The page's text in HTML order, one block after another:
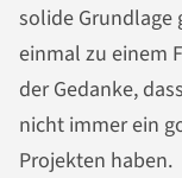
solide Grundlage
einmal zu einem
der Gedanke,
nicht immer ein
Projekten haben.